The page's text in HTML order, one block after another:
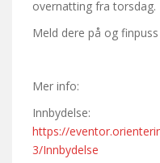
overnatting fra torsdag.
Meld dere på og
Mer info:
Innbydelse:
https://
3/Innbydelse